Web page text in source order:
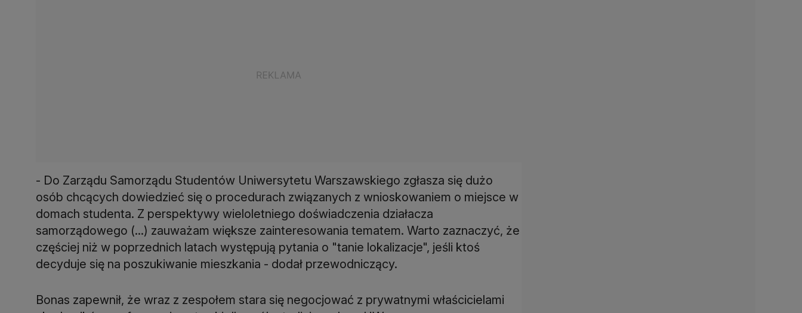
- Do Zarządu Samorządu Studentów Uniwersytetu Warszawskiego zgłasza się dużo
osób chcących dowiedzieć się o procedurach związanych z wnioskowaniem o miejsce w
domach studenta. Z perspektywy wieloletniego doświadczenia działacza
samorządowego (...) zauważam większe zainteresowania tematem. Warto zaznaczyć, że
częściej niż w poprzednich latach występują pytania o "tanie lokalizacje", jeśli ktoś
decyduje się na poszukiwanie mieszkania - dodał przewodniczący.
Bonas zapewnił, że wraz z zespołem stara się negocjować z prywatnymi właścicielami